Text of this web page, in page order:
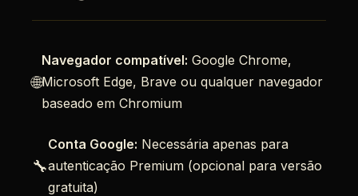
🌐
Navegador compatível: Google Chrome,
Microsoft Edge, Brave ou qualquer navegador
baseado em Chromium
🔧
Conta Google: Necessária apenas para
autenticação Premium (opcional para versão
gratuita)